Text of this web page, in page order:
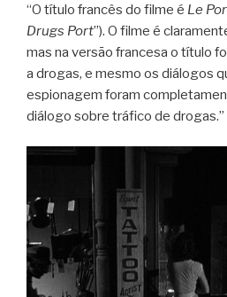
“O título francês do filme é Le
Drugs Port”). O filme é
mas na versão francesa o título
a drogas, e mesmo os diálogos
espionagem foram
diálogo sobre tráfico de drogas.”